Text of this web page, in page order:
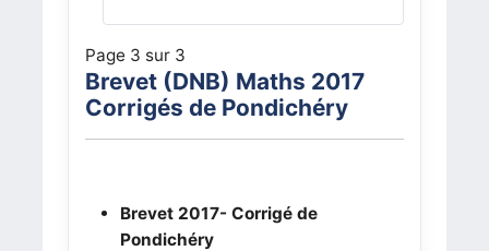
Page 3 sur 3
Brevet (DNB) Maths 2017
Corrigés de Pondichéry
Brevet 2017- Corrigé de
Pondichéry